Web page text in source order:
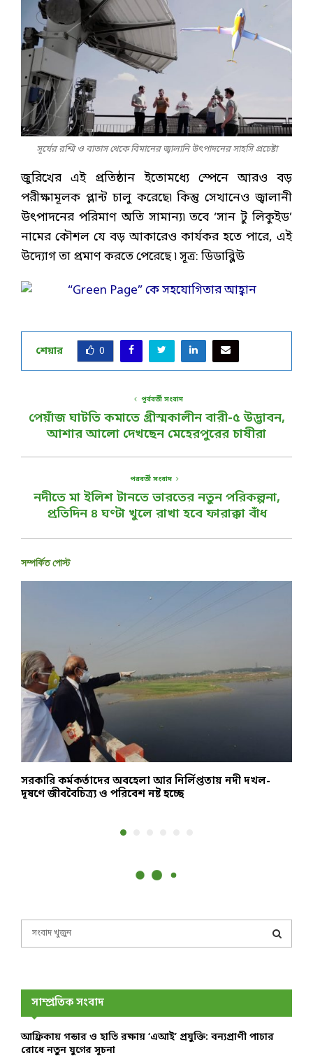
সূর্যের রশ্মি ও বাতাস থেকে বিমানের জ্বালানি উৎপাদনের সাহসি প্রচেষ্টা
জুরিখের এই প্রতিষ্ঠান ইতোমধ্যে স্পেনে আরও বড়
পরীক্ষামূলক প্লান্ট চালু করেছে৷ কিন্তু সেখানেও জ্বালানী
উৎপাদনের পরিমাণ অতি সামান্য৷ তবে ‘সান টু লিকুইড’
নামের কৌশল যে বড় আকারেও কার্যকর হতে পারে, এই
উদ্যোগ তা প্রমাণ করতে পেরেছে ৷ সূত্র: ডিডাব্লিউ
শেয়ার 0
পূর্ববর্তী সংবাদ
পেয়াঁজ ঘাটতি কমাতে গ্রীস্মকালীন বারী-৫ উদ্ভাবন,
আশার আলো দেখছেন মেহেরপুরের চাষীরা
পরবর্তী সংবাদ
নদীতে মা ইলিশ টানতে ভারতের নতুন পরিকল্পনা,
প্রতিদিন ৪ ঘণ্টা খুলে রাখা হবে ফারাক্কা বাঁধ
সম্পর্কিত পোস্ট
সরকারি কর্মকর্তাদের অবহেলা আর নির্লিপ্ততায় নদী দখল-
দূষণে জীববৈচিত্র্য ও পরিবেশ নষ্ট হচ্ছে
f
r
E
A
সাম্প্রতিক সংবাদ
আফ্রিকায় গন্ডার ও হাতি রক্ষায় ‘এআই’ প্রযুক্তি: বন্যপ্রাণী পাচার
রোধে নতুন যুগের সূচনা